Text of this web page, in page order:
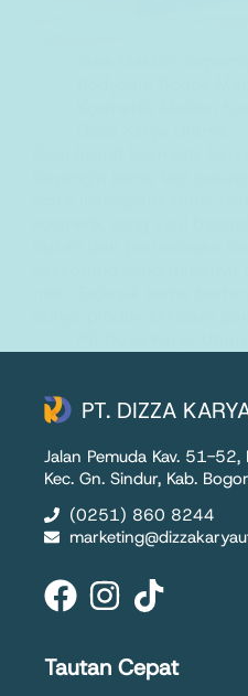
PT. DIZZA
Jalan Pemuda Kav. 51-52,
Kec. Gn. Sindur, Kab.
(0251) 860 8244
Tautan Cepat